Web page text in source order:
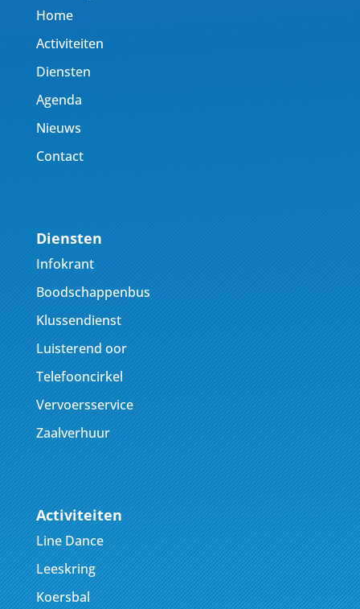
Home
Activiteiten
Diensten
Agenda
Nieuws
Contact
Diensten
Infokrant
Boodschappenbus
Klussendienst
Luisterend oor
Telefooncirkel
Vervoersservice
Zaalverhuur
Activiteiten
Line Dance
Leeskring
Koersbal